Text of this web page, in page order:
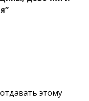
этому